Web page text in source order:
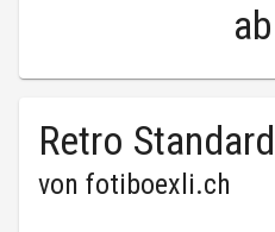
ab
Retro Standard
von fotiboexli.ch